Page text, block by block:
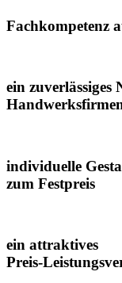
Fachkompetenz
ein zuverlässiges
individuelle
zum Festpreis
ein attraktives
Preis-